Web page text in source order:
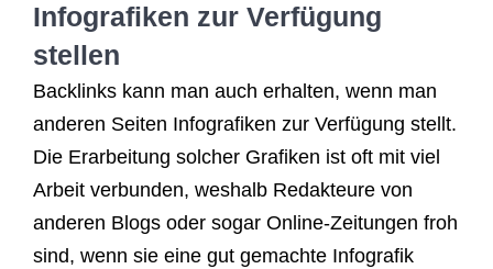
Infografiken zur Verfügung
stellen
Backlinks kann man auch erhalten, wenn man
anderen Seiten Infografiken zur Verfügung stellt.
Die Erarbeitung solcher Grafiken ist oft mit viel
Arbeit verbunden, weshalb Redakteure von
anderen Blogs oder sogar Online-Zeitungen froh
sind, wenn sie eine gut gemachte Infografik